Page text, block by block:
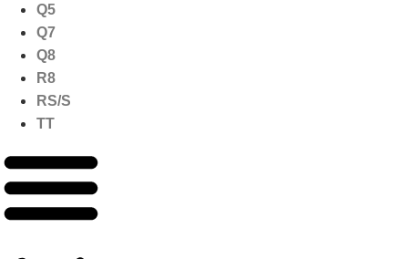
Q5
Q7
Q8
R8
RS/S
TT